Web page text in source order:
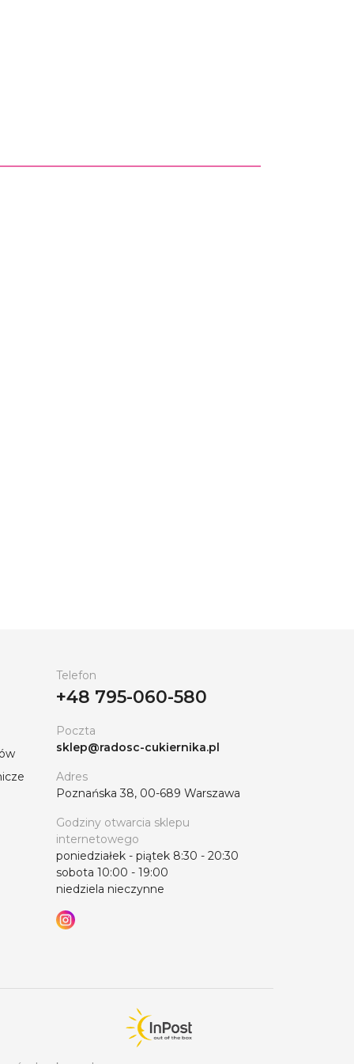
Telefon
+48 795-060-580
Poczta
sklep@radosc-cukiernika.pl
Adres
Poznańska 38, 00-689 Warszawa
Godziny otwarcia sklepu
internetowego
poniedziałek - piątek 8:30 - 20:30
sobota 10:00 - 19:00
niedziela nieczynne